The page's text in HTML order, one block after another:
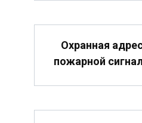
Охранная
пожарной